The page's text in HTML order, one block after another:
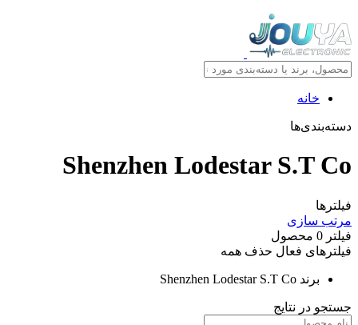
خانه
دسته‌بندی‌ها
Shenzhen Lodestar S.T Co
فیلترها
مرتب سازی
فیلتر 0 محصول
فیلترهای فعال حذف همه
برند Shenzhen Lodestar S.T Co
جستجو در نتایج